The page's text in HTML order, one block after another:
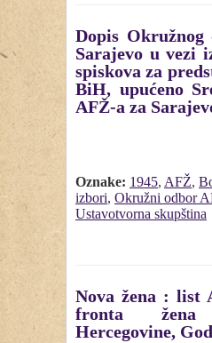
Dopis Okružnog
Sarajevo u vezi
spiskova za
BiH, upućeno
AFŽ-a za
Oznake: 1945, AFŽ,
izbori, Okružni odbor
Ustavotvorna skupština
Nova žena : list
fronta
Hercegovine,